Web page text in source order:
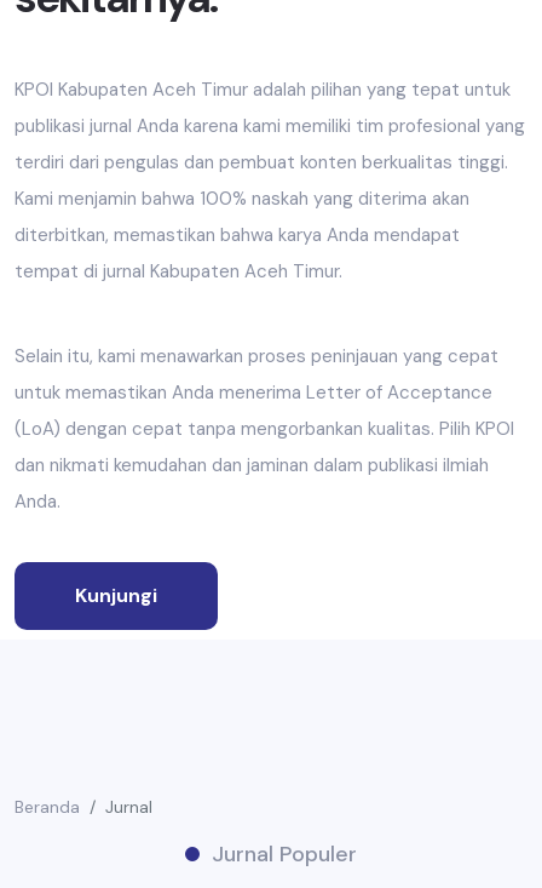
KPOI Kabupaten Aceh Timur adalah pilihan yang tepat untuk
publikasi jurnal Anda karena kami memiliki tim profesional yang
terdiri dari pengulas dan pembuat konten berkualitas tinggi.
Kami menjamin bahwa 100% naskah yang diterima akan
diterbitkan, memastikan bahwa karya Anda mendapat
tempat di jurnal Kabupaten Aceh Timur.
Selain itu, kami menawarkan proses peninjauan yang cepat
untuk memastikan Anda menerima Letter of Acceptance
(LoA) dengan cepat tanpa mengorbankan kualitas. Pilih KPOI
dan nikmati kemudahan dan jaminan dalam publikasi ilmiah
Anda.
Kunjungi
Beranda Jurnal
Jurnal Populer